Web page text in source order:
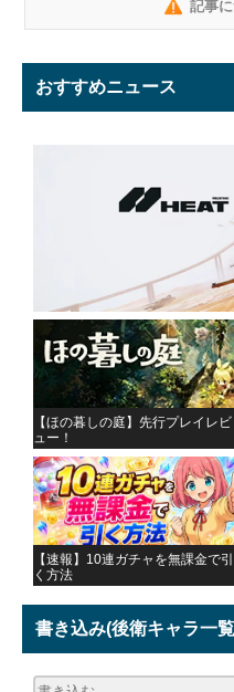
記事
おすすめニュース
【ほの暮しの庭】先行プレイレビ
ュー！
【速報】10連ガチャを無課金で引
く方法
書き込み(後衛キャラ一